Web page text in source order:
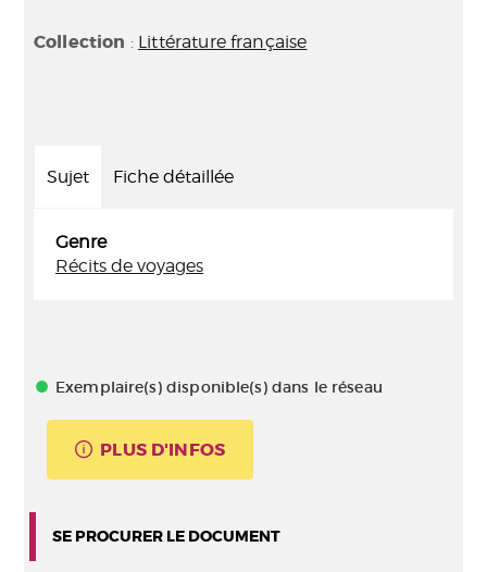
Collection : Littérature française
Sujet Fiche détaillée
Genre
Récits de voyages
Exemplaire(s) disponible(s) dans le réseau
PLUS D'INFOS
SE PROCURER LE DOCUMENT